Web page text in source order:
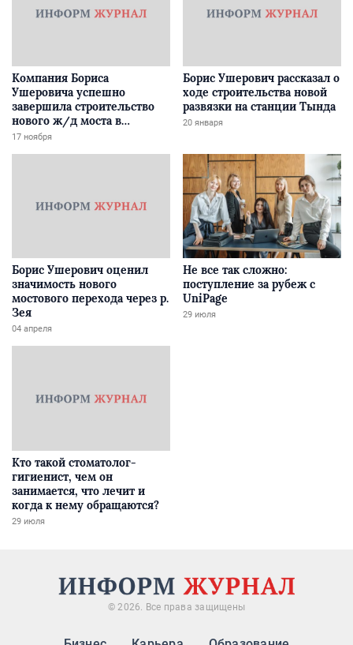
Компания Бориса
Ушеровича успешно
завершила строительство
нового ж/д моста в
Забайкалье
17 ноября
Борис Ушерович рассказал о
ходе строительства новой
развязки на станции Тында
20 января
Борис Ушерович оценил
значимость нового
мостового перехода через р.
Зея
04 апреля
Не все так сложно:
поступление за рубеж с
UniPage
29 июля
Кто такой стоматолог-
гигиенист, чем он
занимается, что лечит и
когда к нему обращаются?
29 июля
© 2026. Все права защищены